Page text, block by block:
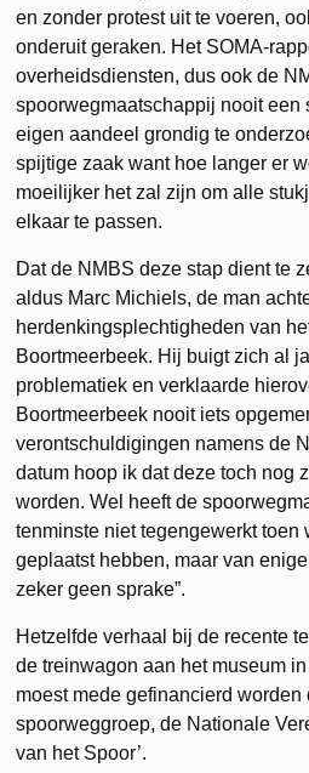
en zonder protest uit te voeren,
onderuit geraken. Het SOMA-
overheidsdiensten, dus ook de
spoorwegmaatschappij nooit een
eigen aandeel grondig te
spijtige zaak want hoe langer er
moeilijker het zal zijn om alle
elkaar te passen.
Dat de NMBS deze stap dient te
aldus Marc Michiels, de man
herdenkingsplechtigheden van
Boortmeerbeek. Hij buigt zich al
problematiek en verklaarde
Boortmeerbeek nooit iets
verontschuldigingen namens de
datum hoop ik dat deze toch nog
worden. Wel heeft de
tenminste niet tegengewerkt toen
geplaatst hebben, maar van
zeker geen sprake”.
Hetzelfde verhaal bij de recente
de treinwagon aan het museum
moest mede gefinancierd
spoorweggroep, de Nationale
van het Spoor’.